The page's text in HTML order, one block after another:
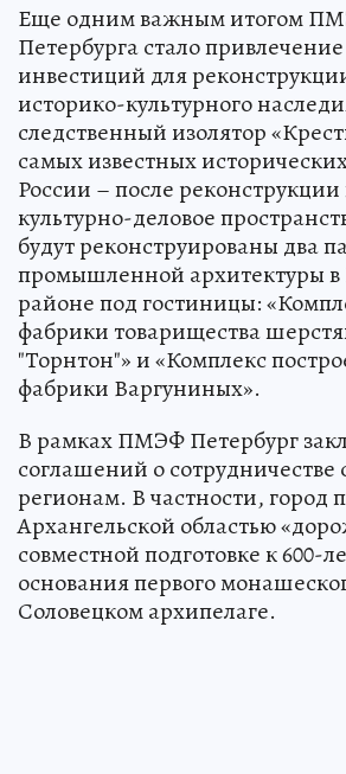
Еще одним важным итогом
Петербурга стало
инвестиций для
историко-культурного
следственный изолятор
самых известных
России – после реконструкции
культурно-деловое
будут реконструированы два
промышленной архитектуры
районе под гостиницы:
фабрики товарищества
"Торнтон"» и «Комплекс
фабрики Варгуниных».
В рамках ПМЭФ Петербург
соглашений о сотрудничестве
регионам. В частности, город
Архангельской областью
совместной подготовке к 600-
основания первого
Соловецком архипелаге.